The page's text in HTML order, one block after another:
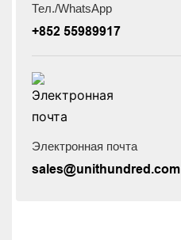
Тел./WhatsApp
+852 55989917
Электронная почта
sales@unithundred.com